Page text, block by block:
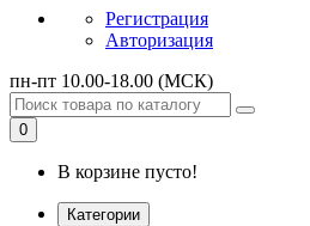
Регистрация
Авторизация
пн-пт 10.00-18.00 (МСК)
0
В корзине пусто!
Категории